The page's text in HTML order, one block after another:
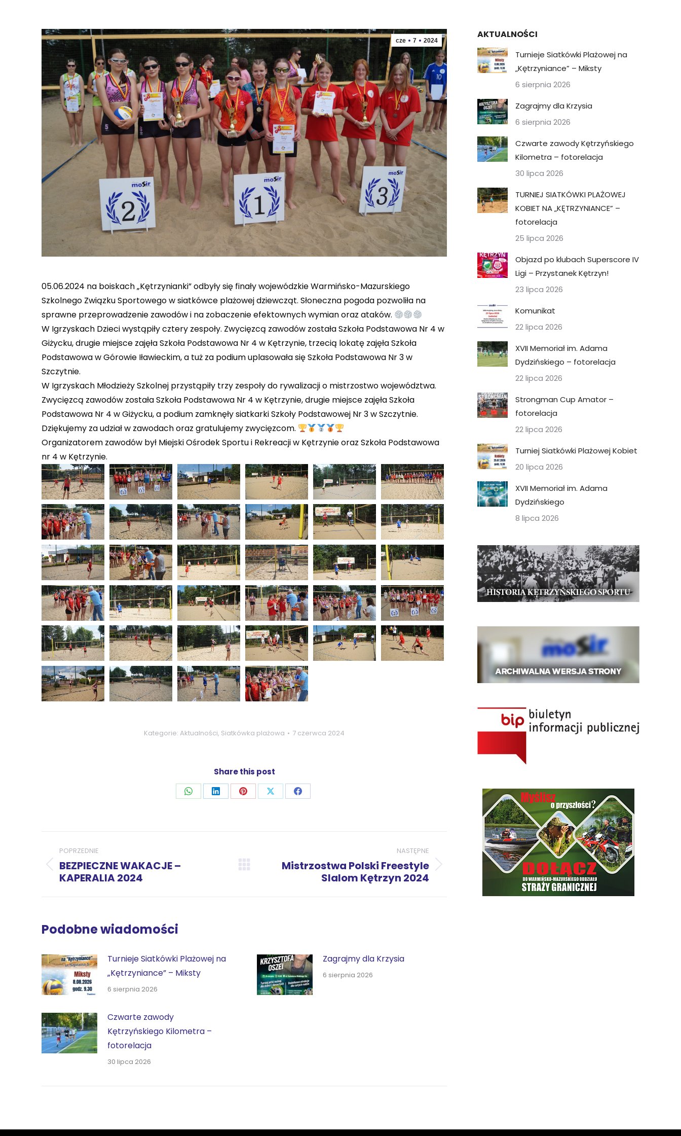
cze 7 2024
05.06.2024 na boiskach „Kętrzynianki” odbyły się finały wojewódzkie Warmińsko-Mazurskiego
Szkolnego Związku Sportowego w siatkówce plażowej dziewcząt. Słoneczna pogoda pozwoliła na
sprawne przeprowadzenie zawodów i na zobaczenie efektownych wymian oraz ataków.
W Igrzyskach Dzieci wystąpiły cztery zespoły. Zwycięzcą zawodów została Szkoła Podstawowa Nr 4 w
Giżycku, drugie miejsce zajęła Szkoła Podstawowa Nr 4 w Kętrzynie, trzecią lokatę zajęła Szkoła
Podstawowa w Górowie Iławieckim, a tuż za podium uplasowała się Szkoła Podstawowa Nr 3 w
Szczytnie.
W Igrzyskach Młodzieży Szkolnej przystąpiły trzy zespoły do rywalizacji o mistrzostwo województwa.
Zwycięzcą zawodów została Szkoła Podstawowa Nr 4 w Kętrzynie, drugie miejsce zajęła Szkoła
Podstawowa Nr 4 w Giżycku, a podium zamknęły siatkarki Szkoły Podstawowej Nr 3 w Szczytnie.
Dziękujemy za udział w zawodach oraz gratulujemy zwycięzcom.
Organizatorem zawodów był Miejski Ośrodek Sportu i Rekreacji w Kętrzynie oraz Szkoła Podstawowa
nr 4 w Kętrzynie.
Kategorie: Aktualności, Siatkówka plażowa 7 czerwca 2024
Share this post
UdostępnijUdostępnijUdostępnijUdostępnijUdostępnij
wpisów
POPRZEDNIE
Poprzedni
wpis:
BEZPIECZNE WAKACJE –
KAPERALIA 2024
NASTĘPNE
Następny
Mistrzostwa Polski Freestyle
Slalom Kętrzyn 2024
Podobne wiadomości
Turnieje Siatkówki Plażowej na
„Kętrzyniance” – Miksty
6 sierpnia 2026
Zagrajmy dla Krzysia
6 sierpnia 2026
Czwarte zawody
Kętrzyńskiego Kilometra –
fotorelacja
30 lipca 2026
AKTUALNOŚCI
Turnieje Siatkówki Plażowej na
„Kętrzyniance” – Miksty
6 sierpnia 2026
Zagrajmy dla Krzysia
6 sierpnia 2026
Czwarte zawody Kętrzyńskiego
Kilometra – fotorelacja
30 lipca 2026
TURNIEJ SIATKÓWKI PLAŻOWEJ
KOBIET NA „KĘTRZYNIANCE” –
fotorelacja
25 lipca 2026
Objazd po klubach Superscore IV
Ligi – Przystanek Kętrzyn!
23 lipca 2026
Komunikat
22 lipca 2026
XVII Memoriał im. Adama
Dydzińskiego – fotorelacja
22 lipca 2026
Strongman Cup Amator –
fotorelacja
22 lipca 2026
Turniej Siatkówki Plażowej Kobiet
20 lipca 2026
XVII Memoriał im. Adama
Dydzińskiego
8 lipca 2026